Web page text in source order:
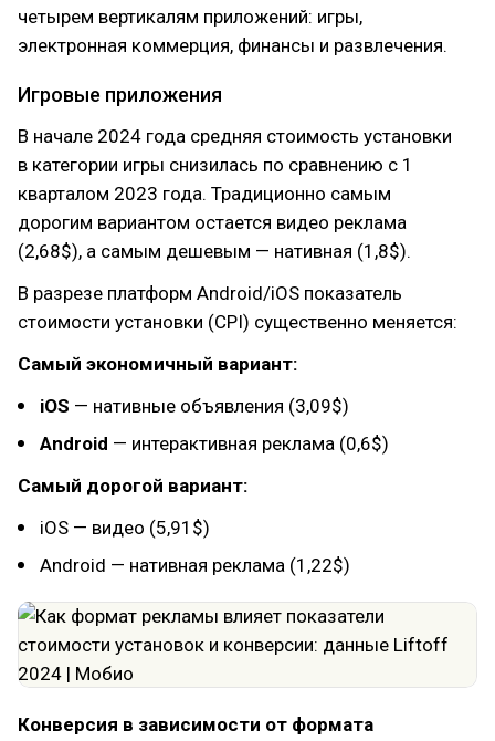
четырем вертикалям приложений: игры,
электронная коммерция, финансы и развлечения.
Игровые приложения
В начале 2024 года средняя стоимость установки
в категории игры снизилась по сравнению с 1
кварталом 2023 года. Традиционно самым
дорогим вариантом остается видео реклама
(2,68$), а самым дешевым — нативная (1,8$).
В разрезе платформ Android/iOS показатель
стоимости установки (CPI) существенно меняется:
Cамый экономичный вариант:
iOS — нативные объявления (3,09$)
Android — интерактивная реклама (0,6$)
Cамый дорогой вариант:
iOS — видео (5,91$)
Android — нативная реклама (1,22$)
Конверсия в зависимости от формата